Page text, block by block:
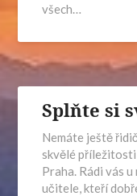
všech…
Splňte si
Nemáte ještě
skvělé
Praha. Rádi vás
učitele, kteří